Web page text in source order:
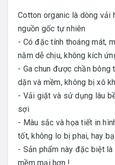
Cotton organic là dòng vải
nguồn gốc tự nhiên
- Có đặc tính thoáng mát,
nằm dễ chịu, không kích
- Ga chun được chần
dặn và mềm, không bị xô
- Vải giặt và sử dụng lâu
sợi
- Màu sắc và họa tiết in
tốt, không lo bị phai, hay
- Sản phẩm này đặc biệt
mềm mại hơn !